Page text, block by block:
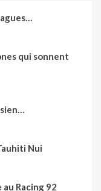
qui sonnent
Nui
au Racing 92